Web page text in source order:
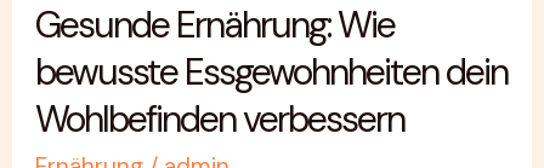
Gesunde Ernährung: Wie
bewusste Essgewohnheiten dein
Wohlbefinden verbessern